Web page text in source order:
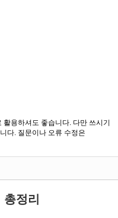
용하셔도 좋습니다. 다만 쓰시기
다. 질문이나 오류 수정은
정리